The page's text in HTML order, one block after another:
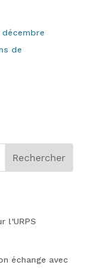
décembre
de
l’URPS
échange avec